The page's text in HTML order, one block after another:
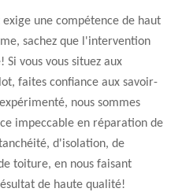
une compétence de haut
sachez que l'intervention
vous vous situez aux
faites confiance aux savoir-
nous sommes
impeccable en réparation de
d'isolation, de
toiture, en nous faisant
de haute qualité!